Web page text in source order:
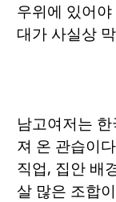
우위에 있어야
대가 사실상
남고여저는
져 온 관습이
직업, 집안 배
살 많은 조합